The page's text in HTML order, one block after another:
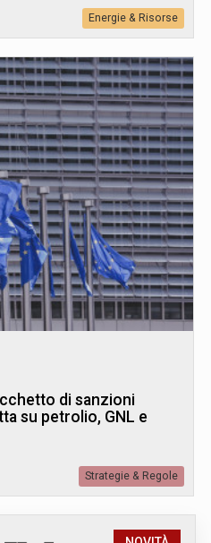
Energie & Risorse
di sanzioni
su petrolio, GNL e
Strategie & Regole